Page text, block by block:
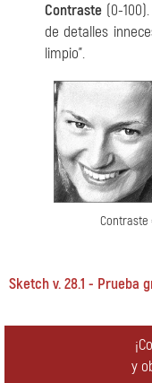
Contraste (0-
de detalles
limpio".
Contraste
Sketch v. 28.1 - Prueba
y